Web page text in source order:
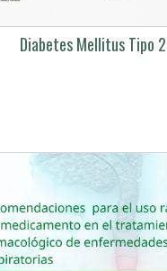
Diabetes Mellitus Tipo 2